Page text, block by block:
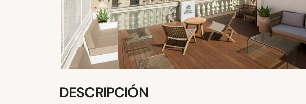
DESCRIPCIÓN